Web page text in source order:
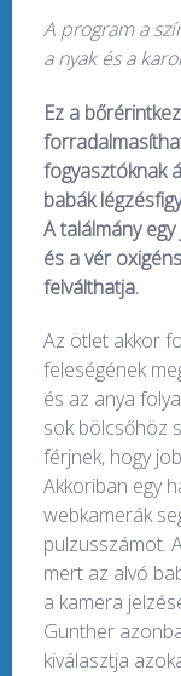
A program a
a nyak és a
Ez a
fogyasztóknak
babák
A találmány
és a vér
felválthatja.
Az ötlet akkor
feleségének
és az anya
sok bölcsőhöz
férjnek, hogy
Akkoriban egy
webkamerák
pulzusszámot.
mert az alvó
a kamera
Gunther
kiválasztja